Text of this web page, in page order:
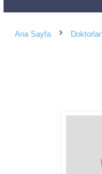
Ana Sayfa Doktorlar